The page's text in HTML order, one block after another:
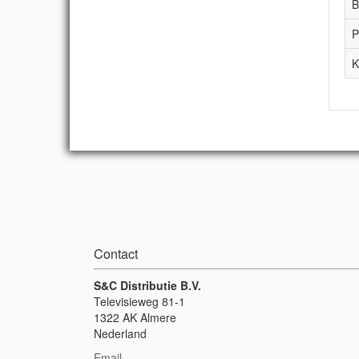
Contact
S&C Distributie B.V.
Televisieweg 81-1
1322 AK Almere
Nederland